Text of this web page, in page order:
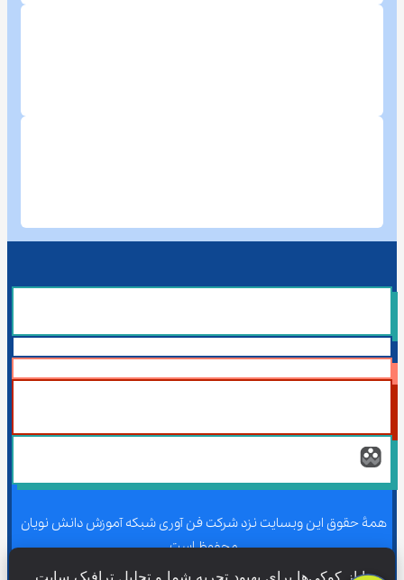
همۀ حقوق این وبسایت نزد شرکت فن آوری شبکه آموزش دانش نویان
محفوظ است.
ما از کوکی‌ها برای بهبود تجربه شما و تحلیل ترافیک سایت